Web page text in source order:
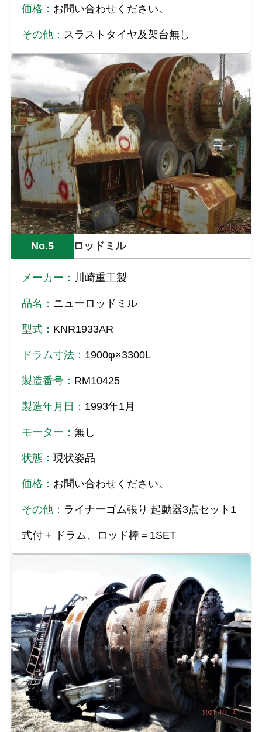
価格： お問い合わせください。
その他： スラストタイヤ及架台無し
No.5 ロッドミル
メーカー： 川崎重工製
品名： ニューロッドミル
型式： KNR1933AR
ドラム寸法： 1900φ×3300L
製造番号： RM10425
製造年月日： 1993年1月
モーター： 無し
状態： 現状姿品
価格： お問い合わせください。
その他： ライナーゴム張り 起動器3点セット1
式付 + ドラム、ロッド棒＝1SET